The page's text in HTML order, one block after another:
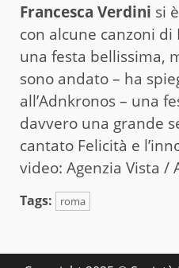
Francesca Verdini si
con alcune canzoni di
una festa bellissima,
sono andato – ha
all’Adnkronos – una
davvero una grande
cantato Felicità e
video: Agenzia Vista /
Tags: roma